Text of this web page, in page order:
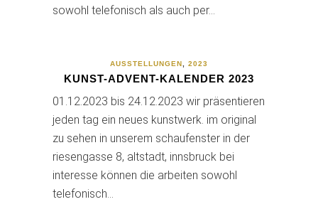
sowohl telefonisch als auch per…
AUSSTELLUNGEN 2023
KUNST-ADVENT-KALENDER 2023
01.12.2023 bis 24.12.2023 wir präsentieren
jeden tag ein neues kunstwerk. im original
zu sehen in unserem schaufenster in der
riesengasse 8, altstadt, innsbruck bei
interesse können die arbeiten sowohl
telefonisch…